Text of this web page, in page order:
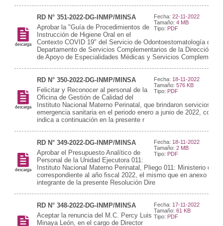
Fecha:22-11-2022
Tamaño:4 MB
Tipo: PDF
RD N° 351-2022-DG-INMP/MINSA
Aprobar la "Guía de Procedimientos de
Instrucción de Higiene Oral en el
Contexto COVID 19" del Servicio de Odontoestomatología del
Departamento de Servicios Complementarios de la Dirección
de Apoyo de Especialidades Médicas y Servicios Complemen
Fecha: 18-11-2022
Tamaño:576 KB
Tipo: PDF
RD N° 350-2022-DG-INMP/MINSA
Felicitar y Reconocer al personal de la
Oficina de Gestión de Calidad del
Instituto Nacional Materno Perinatal, que brindaron servicios
emergencia sanitaria en el periodo enero a junio de 2022,
indica a continuación en la presente r
Fecha: 18-11-2022
Tamaño:2 MB
Tipo: PDF
RD N° 349-2022-DG-INMP/MINSA
Aprobar el Presupuesto Analítico de
Personal de la Unidad Ejecutora 011:
Instituto Nacional Materno Perinatal, Pliego 011: Ministerio de
correspondiente al año fiscal 2022, el mismo que en anexo
integrante de la presente Resolución Dire
Fecha: 17-11-2022
Tamaño:61 KB
Tipo: PDF
RD N° 348-2022-DG-INMP/MINSA
Aceptar la renuncia del M.C. Percy Luis
Minaya León, en el cargo de Director